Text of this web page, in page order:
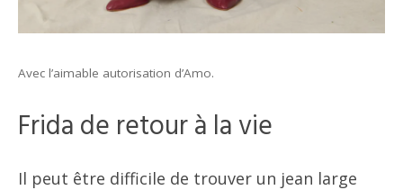
Avec l’aimable autorisation d’Amo.
Frida de retour à la vie
Il peut être difficile de trouver un jean large